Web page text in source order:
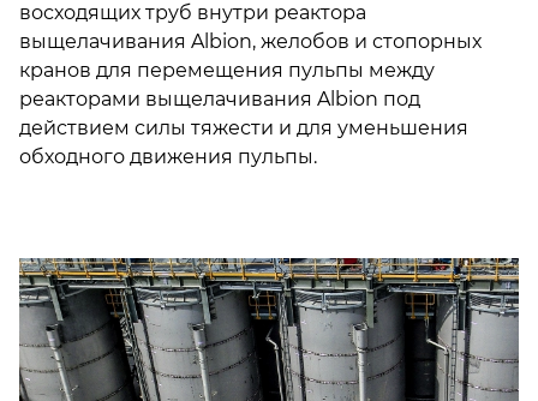
восходящих труб внутри реактора
выщелачивания Albion, желобов и стопорных
кранов для перемещения пульпы между
реакторами выщелачивания Albion под
действием силы тяжести и для уменьшения
обходного движения пульпы.